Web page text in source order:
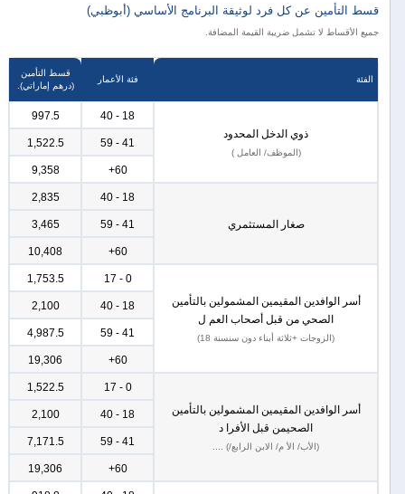
قسط التأمين عن كل فرد لوثيقة البرنامج الأساسي (أبوظبي)
جميع الأقساط لا تشمل ضريبة القيمة المضافة.
الفئة فئة الأعمار
قسط التأمين
(درهم إماراتي).
ذوي الدخل المحدود
(الموظف/ العامل )
18 - 40
997.5
41 - 59
1,522.5
60+
9,358
صغار المستثمري
18 - 40
2,835
41 - 59
3,465
60+
10,408
أسر الوافدين المقيمين المشمولين بالتأمين
الصحي من قبل أصحاب العم ل
(الزوجات +ثلاثة أبناء دون سنسنة 18)
0 - 17
1,753.5
18 - 40
2,100
41 - 59
4,987.5
60+
19,306
أسر الوافدين المقيمين المشمولين بالتأمين
الصحيمن قبل الأفرا د
(الأب/ الأ م/ الابن الرابع/) ....
0 - 17
1,522.5
18 - 40
2,100
41 - 59
7,171.5
60+
19,306